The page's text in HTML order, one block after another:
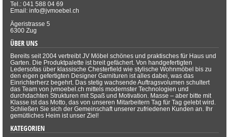
Tel.: 041 588 04 69
Email: info@jvmoebel.ch
Ägeristrasse 5
6300 Zug
ÜBER UNS
Bereits seit 2004 vertreibt JV Möbel schönes und praktisches für Haus und
Garten. Die Produktpalette ist breit gefächert. Von handgefertigten
Ledersofas über klassische Chesterfield wie stylische Wohnmöbel bis zu
den eigen gefertigten Designer Garnituren ist alles dabei, was das
Einrichterherz begehrt. Das stetig wachsende Auftragsvolumen schultert
das Team von jvmoebel.ch mittels modernster Technologien und
durchdachten Strukturen mit Spaß und Motivation. Masse – aber bitte mit
Klasse ist das Motto, das von unseren Mitarbeitern Tag für Tag gelebt wird.
Schließen Sie sich der Gemeinschaft unserer zufriedenen Kunden an. Ihr
gemütliches Heim ist unser Ziel!
KATEGORIEN